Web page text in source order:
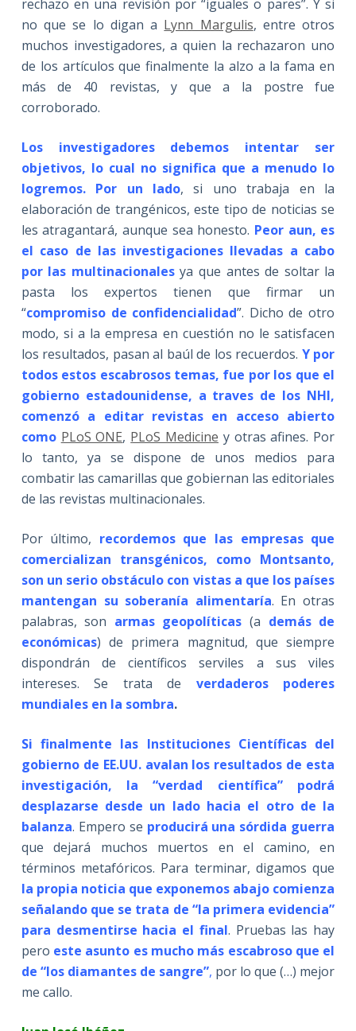
rechazo en una revisión por “iguales o pares”. Y si
no que se lo digan a Lynn Margulis, entre otros
muchos investigadores, a quien la rechazaron uno
de los artículos que finalmente la alzo a la fama en
más de 40 revistas, y que a la postre fue
corroborado.
Los investigadores debemos intentar ser
objetivos, lo cual no significa que a menudo lo
logremos. Por un lado, si uno trabaja en la
elaboración de trangénicos, este tipo de noticias se
les atragantará, aunque sea honesto. Peor aun, es
el caso de las investigaciones llevadas a cabo
por las multinacionalesya que antes de soltar la
pasta los expertos tienen que firmar un
“compromiso de confidencialidad”. Dicho de otro
modo, si a la empresa en cuestión no le satisfacen
los resultados, pasan al baúl de los recuerdos. Y por
todos estos escabrosos temas, fue por los que el
gobierno estadounidense, a traves de los NHI,
comenzó a editar revistas en acceso abierto
como PLoS ONE, PLoS Medicine y otras afines. Por
lo tanto, ya se dispone de unos medios para
combatir las camarillas que gobiernan las editoriales
de las revistas multinacionales.
Por último, recordemos que las empresas que
comercializan transgénicos, como Montsanto,
son un serio obstáculo con vistas a que los países
mantengan su soberanía alimentaría. En otras
palabras, son armas geopolíticas (a demás de
económicas) de primera magnitud, que siempre
dispondrán de científicos serviles a sus viles
intereses. Se trata de verdaderos poderes
mundiales en la sombra.
Si finalmente las Instituciones Científicas del
gobierno de EE.UU. avalan los resultados de esta
investigación, la “verdad científica” podrá
desplazarse desde un lado hacia el otro de la
balanza. Empero se producirá una sórdida guerra
que dejará muchos muertos en el camino, en
términos metafóricos. Para terminar, digamos que
la propia noticia que exponemos abajo comienza
señalando que se trata de “la primera evidencia”
para desmentirse hacia el final. Pruebas las hay
pero este asunto es mucho más escabroso que el
de “los diamantes de sangre”, por lo que (…) mejor
me callo.